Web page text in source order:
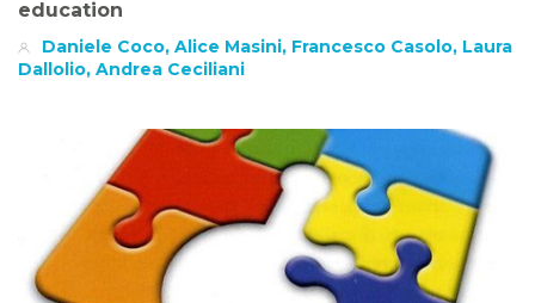
education
Daniele Coco, Alice Masini, Francesco Casolo, Laura
Dallolio, Andrea Ceciliani